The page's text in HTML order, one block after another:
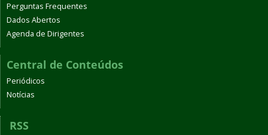
Perguntas Frequentes
Dados Abertos
Agenda de Dirigentes
Central de Conteúdos
Periódicos
Notícias
RSS